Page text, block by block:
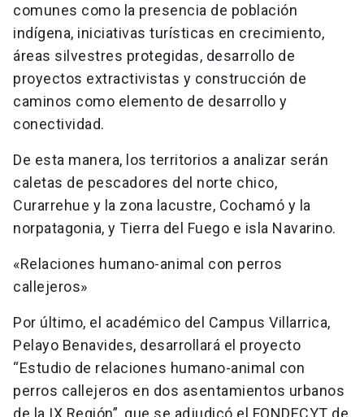
comunes como la presencia de población
indígena, iniciativas turísticas en crecimiento,
áreas silvestres protegidas, desarrollo de
proyectos extractivistas y construcción de
caminos como elemento de desarrollo y
conectividad.
De esta manera, los territorios a analizar serán
caletas de pescadores del norte chico,
Curarrehue y la zona lacustre, Cochamó y la
norpatagonia, y Tierra del Fuego e isla Navarino.
«Relaciones humano-animal con perros
callejeros»
Por último, el académico del Campus Villarrica,
Pelayo Benavides, desarrollará el proyecto
“Estudio de relaciones humano-animal con
perros callejeros en dos asentamientos urbanos
de la IX Región”, que se adjudicó el FONDECYT de